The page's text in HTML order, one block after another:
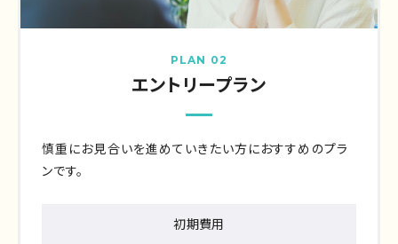
PLAN 02
エントリープラン
慎重にお見合いを進めていきたい方におすすめのプラ
ンです。
初期費用